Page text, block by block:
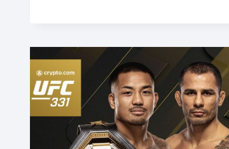
DE
L’UFC,
EST
DÉCÉDÉ
À
34